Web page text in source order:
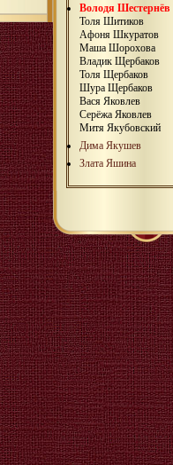
Володя Шестернёв
Толя Шитиков
Афоня Шкуратов
Маша Шорохова
Владик Щербаков
Толя Щербаков
Шура Щербаков
Вася Яковлев
Серёжа Яковлев
Митя Якубовский
Дима Якушев
Злата Яшина